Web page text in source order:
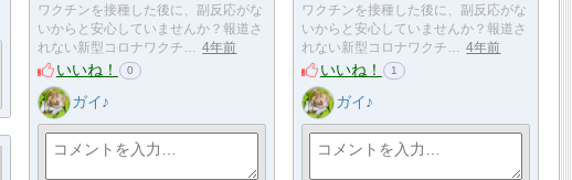
ワクチンを接種した後に、副反応がな
いからと安心していませんか？報道さ
れない新型コロナワクチ…
4年前
いいね！ 0
ガイ♪
ワクチンを接種した後に、副反応がな
いからと安心していませんか？報道さ
れない新型コロナワクチ…
4年前
いいね！ 1
ガイ♪